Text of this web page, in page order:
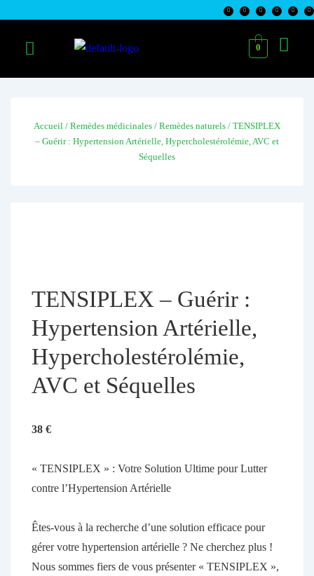
0
Accueil / Remèdes médicinales / Remèdes naturels / TENSIPLEX
– Guérir : Hypertension Artérielle, Hypercholestérolémie, AVC et
Séquelles
TENSIPLEX – Guérir :
Hypertension Artérielle,
Hypercholestérolémie,
AVC et Séquelles
38 €
« TENSIPLEX » : Votre Solution Ultime pour Lutter
contre l’Hypertension Artérielle
Êtes-vous à la recherche d’une solution efficace pour
gérer votre hypertension artérielle ? Ne cherchez plus !
Nous sommes fiers de vous présenter « TENSIPLEX »,